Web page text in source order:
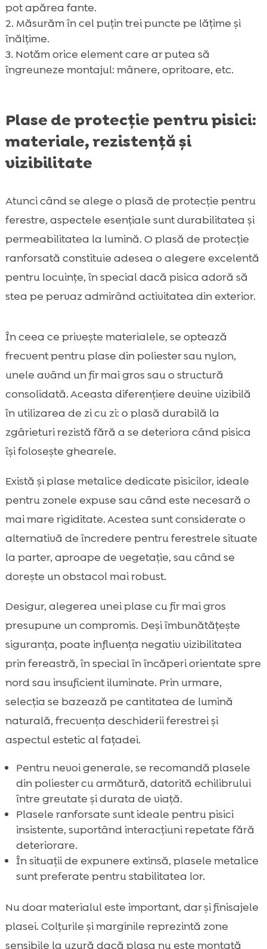
pot apărea fante.
Măsurăm în cel puțin trei puncte pe lățime și
înălțime.
Notăm orice element care ar putea să
îngreuneze montajul: mânere, opritoare, etc.
Plase de protecție pentru pisici:
materiale, rezistență și
vizibilitate
Atunci când se alege o plasă de protecție pentru
ferestre, aspectele esențiale sunt durabilitatea și
permeabilitatea la lumină. O plasă de protecție
ranforsată constituie adesea o alegere excelentă
pentru locuințe, în special dacă pisica adoră să
stea pe pervaz admirând activitatea din exterior.
În ceea ce privește materialele, se optează
frecvent pentru plase din poliester sau nylon,
unele având un fir mai gros sau o structură
consolidată. Aceasta diferențiere devine vizibilă
în utilizarea de zi cu zi: o plasă durabilă la
zgârieturi rezistă fără a se deteriora când pisica
își folosește ghearele.
Există și plase metalice dedicate pisicilor, ideale
pentru zonele expuse sau când este necesară o
mai mare rigiditate. Acestea sunt considerate o
alternativă de încredere pentru ferestrele situate
la parter, aproape de vegetație, sau când se
dorește un obstacol mai robust.
Desigur, alegerea unei plase cu fir mai gros
presupune un compromis. Deși îmbunătățește
siguranța, poate influența negativ vizibilitatea
prin fereastră, în special în încăperi orientate spre
nord sau insuficient iluminate. Prin urmare,
selecția se bazează pe cantitatea de lumină
naturală, frecvența deschiderii ferestrei și
aspectul estetic al fațadei.
Pentru nevoi generale, se recomandă plasele
din poliester cu armătură, datorită echilibrului
între greutate și durata de viață.
Plasele ranforsate sunt ideale pentru pisici
insistente, suportând interacțiuni repetate fără
deteriorare.
În situații de expunere extinsă, plasele metalice
sunt preferate pentru stabilitatea lor.
Nu doar materialul este important, dar și finisajele
plasei. Colțurile și marginile reprezintă zone
sensibile la uzură dacă plasa nu este montată